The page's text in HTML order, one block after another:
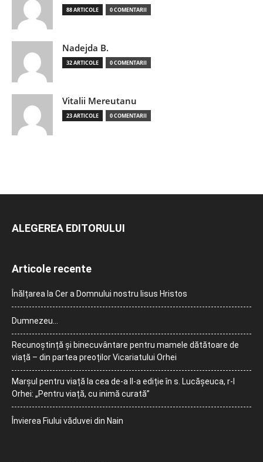
88 ARTICOLE 0 COMENTARII
Nadejda B.
32 ARTICOLE 0 COMENTARII
Vitalii Mereutanu
23 ARTICOLE 0 COMENTARII
ALEGEREA EDITORULUI
Articole recente
Înălțarea la Cer a Domnului nostru Iisus Hristos
Dumnezeu…
Recunoștință și binecuvântare pentru mamele dătătoare de
viață – din partea preoților Vicariatului Orhei
Marșul pentru viață la cea de-a II-a ediție în s. Lucășeuca, r-l
Orhei: „Pentru viață, cu inimă curată”
Învierea Fiului văduvei din Nain